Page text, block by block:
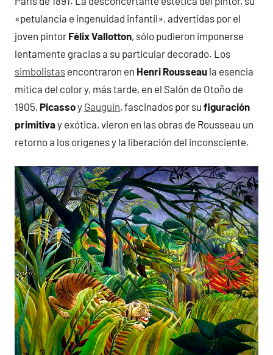
«petulancia e ingenuidad infantil», advertidas por el
joven pintor Félix Vallotton, sólo pudieron imponerse
lentamente gracias a su particular decorado. Los
simbolistas encontraron en Henri Rousseau la esencia
mítica del color y, más tarde, en el Salón de Otoño de
1905, Picassoy Gauguin, fascinados por su figuración
primitivay exótica, vieron en las obras de Rousseau un
retorno a los orígenes y la liberación del inconsciente.